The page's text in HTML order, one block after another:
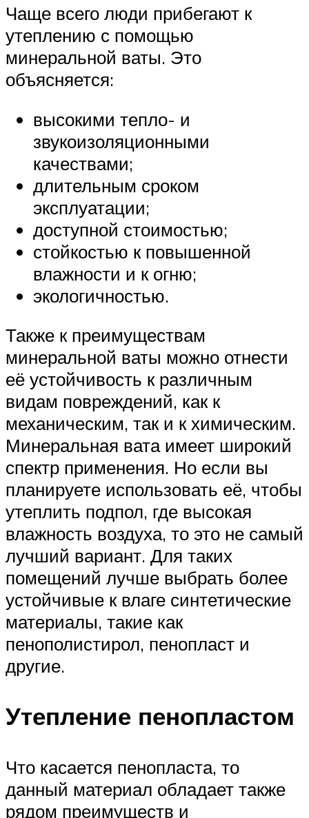
Чаще всего люди прибегают к
утеплению с помощью
минеральной ваты. Это
объясняется:
высокими тепло- и
звукоизоляционными
качествами;
длительным сроком
эксплуатации;
доступной стоимостью;
стойкостью к повышенной
влажности и к огню;
экологичностью.
Также к преимуществам
минеральной ваты можно отнести
её устойчивость к различным
видам повреждений, как к
механическим, так и к химическим.
Минеральная вата имеет широкий
спектр применения. Но если вы
планируете использовать её, чтобы
утеплить подпол, где высокая
влажность воздуха, то это не самый
лучший вариант. Для таких
помещений лучше выбрать более
устойчивые к влаге синтетические
материалы, такие как
пенополистирол, пенопласт и
другие.
Утепление пенопластом
Что касается пенопласта, то
данный материал обладает также
рядом преимуществ и